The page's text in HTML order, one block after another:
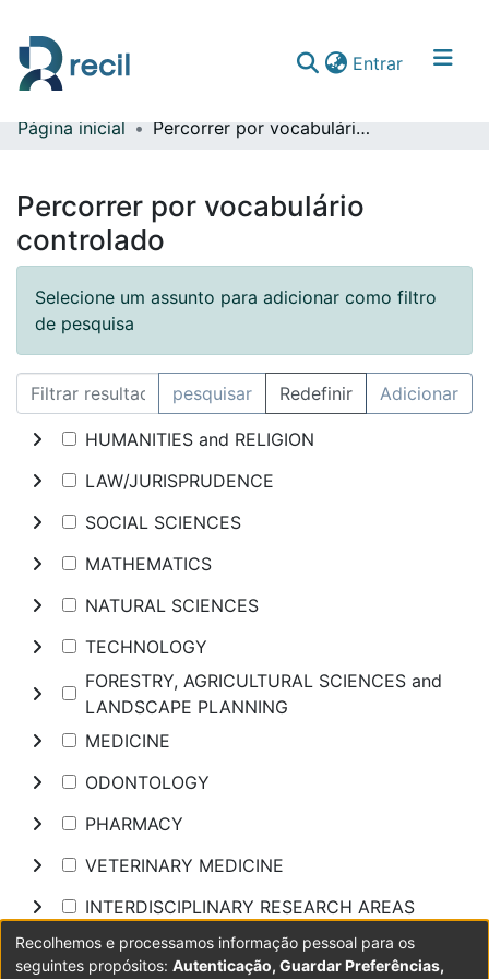
Entrar(current)
Comunidades & Coleções
Página inicial Percorrer por vocabulário controlado
Percorrer por vocabulário
controlado
Selecione um assunto para adicionar como filtro
de pesquisa
pesquisar Redefinir Adicionar
HUMANITIES and RELIGION
LAW/JURISPRUDENCE
SOCIAL SCIENCES
MATHEMATICS
NATURAL SCIENCES
TECHNOLOGY
FORESTRY, AGRICULTURAL SCIENCES and
LANDSCAPE PLANNING
MEDICINE
ODONTOLOGY
PHARMACY
VETERINARY MEDICINE
INTERDISCIPLINARY RESEARCH AREAS
Pesquisar
Recolhemos e processamos informação pessoal para os
seguintes propósitos: Autenticação, Guardar Preferências,